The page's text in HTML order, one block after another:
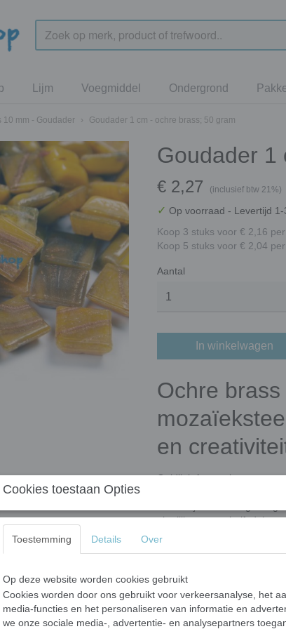
Lijm Voegmiddel Ondergrond
10 mm - Goudader › Goudader 1 cm - ochre brass; 50 gram
Goudader 1
€ 2,27 (inclusief btw 21%)
✓ Op voorraad - Levertijd
Koop 3 stuks voor € 2,16
Koop 5 stuks voor € 2,04
Aantal
In winkelwagen
Ochre
en
Goldlink Aventurine, onze
collecties met de
Aventurijn wordt
uiterlijk van een
variatie per steentje dat
Waarom kiezen voor
Hoogwaardige kwaliteit
buitentoepassingen.
Gemakkelijk te
Cookies toestaan Opties
Toestemming Details Over
Op deze website worden cookies gebruikt
Cookies worden door ons gebruikt voor verkeersanalyse, het
media-functies en het personaliseren van informatie en
we onze sociale media-, advertentie- en analysepartners